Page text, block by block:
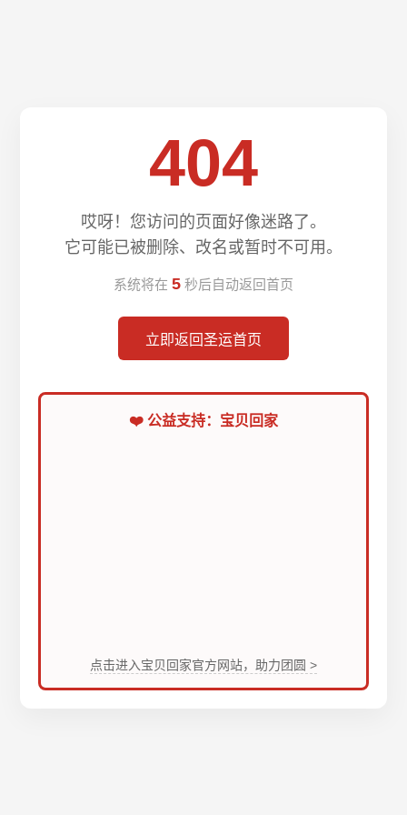
404
哎呀！您访问的页面好像迷路了。
它可能已被删除、改名或暂时不可用。
系统将在 5 秒后自动返回首页
立即返回圣运首页
❤️ 公益支持：宝贝回家
点击进入宝贝回家官方网站，助力团圆 >